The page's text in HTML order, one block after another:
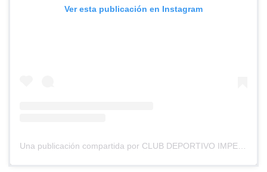
Ver esta publicación en Instagram
Una publicación compartida por CLUB DEPORTIVO IMPERIAL UNIDO (@cd_imperial_unido)